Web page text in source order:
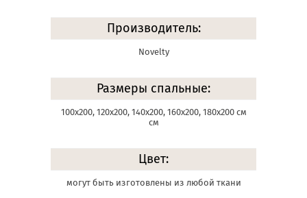
Производитель:
Novelty
Размеры спальные:
100х200, 120х200, 140х200, 160х200, 180х200 см
см
Цвет:
могут быть изготовлены из любой ткани